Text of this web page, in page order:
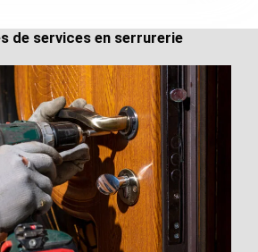
de services en serrurerie